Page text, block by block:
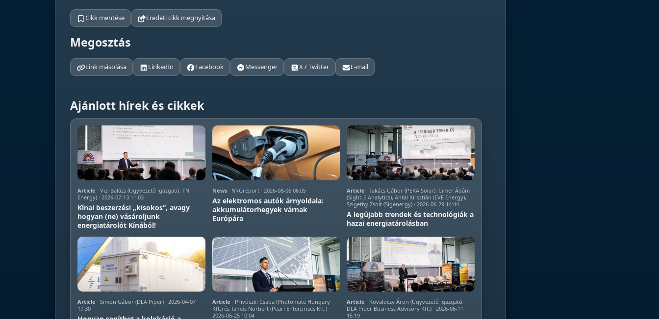
Cikk mentése Eredeti cikk megnyitása
Megosztás
Link másolása LinkedIn Facebook Messenger X / Twitter E-mail
Ajánlott hírek és cikkek
Article · Vizi Balázs (Ügyvezető igazgató, TN
Energy) · 2026-07-13 11:03
Kínai beszerzési „kisokos”, avagy
hogyan (ne) vásároljunk
energiatárolót Kínából!
News· NRGreport · 2026-08-06 06:05
Az elektromos autók árnyoldala:
akkumulátorhegyek várnak
Európára
Article · Takács Gábor (PEKA Solar), Cimer Ádám
(Sight-E Analytics), Antal Krisztián (EVE Energy),
Szigethy Zsolt (Sigenergy) · 2026-06-29 14:44
A legújabb trendek és technológiák a
hazai energiatárolásban
Article · Simon Gábor (DLA Piper) · 2026-04-07
17:30
Article · Privóczki Csaba (Photomate Hungary
Kft.) és Tamás Norbert (Pearl Enterprises Kft.) ·
2026-06-25 10:04
Article · Kovaloczy Áron (Ügyvezető igazgató,
DLA Piper Business Advisory Kft.) · 2026-06-11
15:19